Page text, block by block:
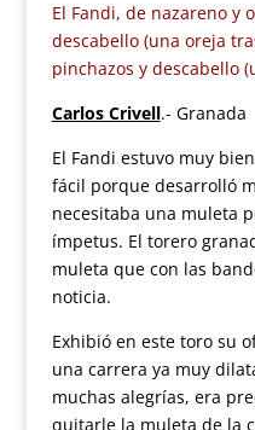
El Fandi, de nazareno y
descabello (una oreja
pinchazos y descabello
Carlos Crivell.- Granada
El Fandi estuvo muy
fácil porque desarrolló
necesitaba una muleta
ímpetus. El torero
muleta que con las
noticia.
Exhibió en este toro su
una carrera ya muy
muchas alegrías, era
quitarle la muleta de la